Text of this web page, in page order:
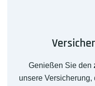
Genießen Sie den
unsere